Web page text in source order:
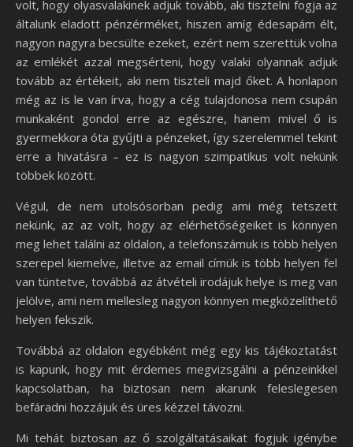
volt, hogy olyasvalakinek adjuk tovább, aki tisztelni fogja az
általunk eladott pénzérméket, hiszen amíg édesapám élt,
nagyon nagyra becsülte ezeket, ezért nem szerettük volna
az emlékét azzal megsérteni, hogy valaki olyannak adjuk
tovább az értékeit, aki nem tiszteli majd őket. A honlapon
még az is le van írva, hogy a cég tulajdonosa nem csupán
munkaként gondol erre az egészre, hanem mivel ő is
gyermekkora óta gyűjti a pénzeket, így szerelemmel tekint
erre a hivatásra – ez is nagyon szimpatikus volt nekünk
többek között.
Végül, de nem utolsósorban pedig ami még tetszett
nekünk, az az volt, hogy az elérhetőségeiket is könnyen
meg lehet találni az oldalon, a telefonszámuk is több helyen
szerepel kiemelve, illetve az email címük is több helyen fel
van tüntetve, továbbá az átvételi irodájuk helye is meg van
jelölve, ami nem mellesleg nagyon könnyen megközelíthető
helyen fekszik.
Továbbá az oldalon egyébként még egy kis tájékoztatást
is kapunk, hogy mit érdemes megvizsgálni a pénzeinkkel
kapcsolatban, ha biztosan nem akarunk feleslegesen
befáradni hozzájuk és üres kézzel távozni.
Mi tehát biztosan az ő szolgáltatásaikat fogjuk igénybe